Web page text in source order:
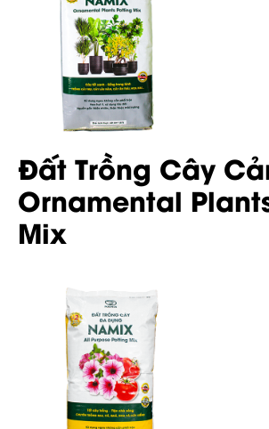
Đất Trồng Cây
Ornamental
Mix